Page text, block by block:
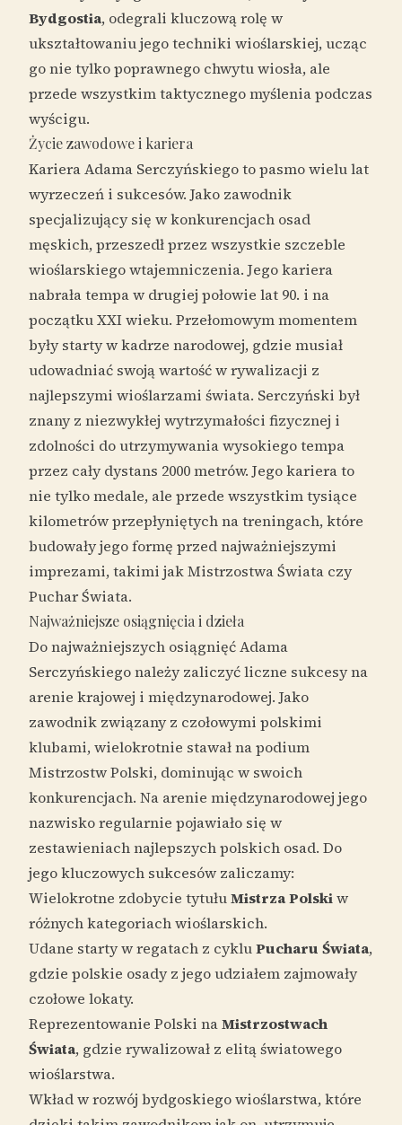
Bydgostia, odegrali kluczową rolę w
ukształtowaniu jego techniki wioślarskiej, ucząc
go nie tylko poprawnego chwytu wiosła, ale
przede wszystkim taktycznego myślenia podczas
wyścigu.
Życie zawodowe i kariera
Kariera Adama Serczyńskiego to pasmo wielu lat
wyrzeczeń i sukcesów. Jako zawodnik
specjalizujący się w konkurencjach osad
męskich, przeszedł przez wszystkie szczeble
wioślarskiego wtajemniczenia. Jego kariera
nabrała tempa w drugiej połowie lat 90. i na
początku XXI wieku. Przełomowym momentem
były starty w kadrze narodowej, gdzie musiał
udowadniać swoją wartość w rywalizacji z
najlepszymi wioślarzami świata. Serczyński był
znany z niezwykłej wytrzymałości fizycznej i
zdolności do utrzymywania wysokiego tempa
przez cały dystans 2000 metrów. Jego kariera to
nie tylko medale, ale przede wszystkim tysiące
kilometrów przepłyniętych na treningach, które
budowały jego formę przed najważniejszymi
imprezami, takimi jak Mistrzostwa Świata czy
Puchar Świata.
Najważniejsze osiągnięcia i dzieła
Do najważniejszych osiągnięć Adama
Serczyńskiego należy zaliczyć liczne sukcesy na
arenie krajowej i międzynarodowej. Jako
zawodnik związany z czołowymi polskimi
klubami, wielokrotnie stawał na podium
Mistrzostw Polski, dominując w swoich
konkurencjach. Na arenie międzynarodowej jego
nazwisko regularnie pojawiało się w
zestawieniach najlepszych polskich osad. Do
jego kluczowych sukcesów zaliczamy:
Wielokrotne zdobycie tytułuMistrza Polskiw
różnych kategoriach wioślarskich.
Udane starty w regatach z cykluPucharu Świata,
gdzie polskie osady z jego udziałem zajmowały
czołowe lokaty.
Reprezentowanie Polski naMistrzostwach
Świata, gdzie rywalizował z elitą światowego
wioślarstwa.
Wkład w rozwój bydgoskiego wioślarstwa, które